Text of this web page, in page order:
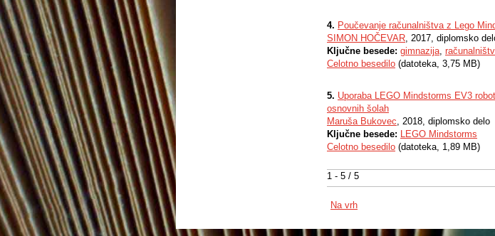
1 - 5 / 5
4. Poučevanje računalništva z Lego
SIMON HOČEVAR, 2017, diplomsko
Ključne besede: gimnazija,
Celotno besedilo (datoteka, 3,75 MB)
5. Uporaba LEGO Mindstorms EV3
osnovnih šolah
Maruša Bukovec, 2018, diplomsko delo
Ključne besede: LEGO Mindstorms
Celotno besedilo (datoteka, 1,89 MB)
Na vrh